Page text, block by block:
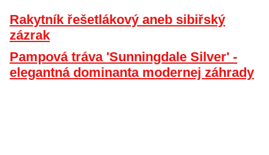
Rakytník řešetlákový aneb sibiřský
zázrak
Pampová tráva 'Sunningdale Silver' -
elegantná dominanta modernej záhrady